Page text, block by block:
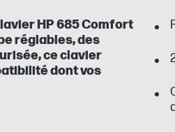
HP 685 Comfort
réglables, des
ce clavier
dont vos